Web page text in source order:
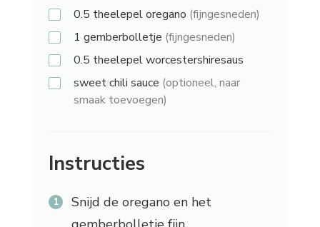
0.5 theelepeloregano (fijngesneden)
1 gemberbolletje (fijngesneden)
0.5 theelepelworcestershiresaus
sweet chili sauce (optioneel, naar
smaak toevoegen)
Instructies
Snijd de oregano en het